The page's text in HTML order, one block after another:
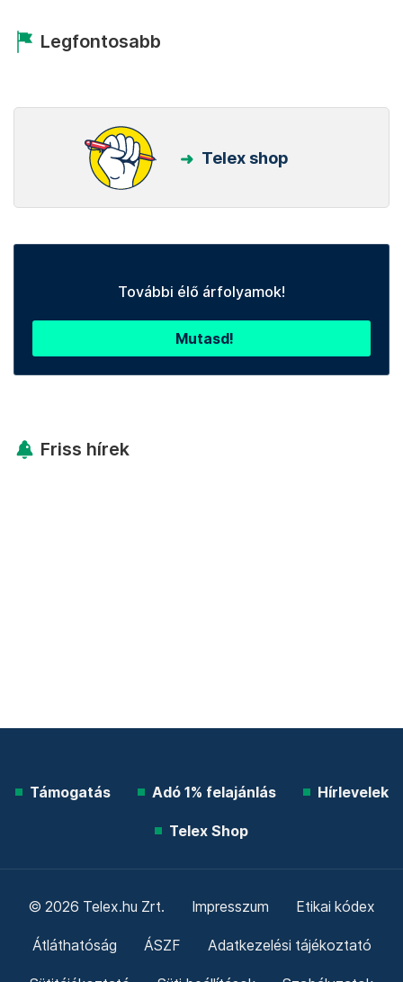
Legfontosabb
Telex shop
További élő árfolyamok!
Mutasd!
Friss hírek
Támogatás Adó 1% felajánlás Hírlevelek
Telex Shop
© 2026 Telex.hu Zrt. Impresszum Etikai kódex
Átláthatóság ÁSZF Adatkezelési tájékoztató